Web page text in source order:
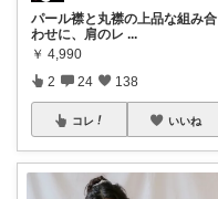
パール襟と丸襟の上品な組み合
わせに、肩のレ ...
￥ 4,990
2 24 138
コレ いいね